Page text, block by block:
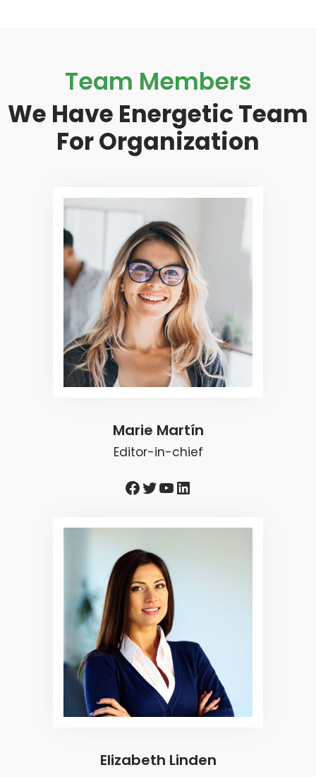
Team Members
We Have Energetic Team
For Organization
Marie Martín
Editor-in-chief
Facebook Twitter YouTube LinkedIn
Elizabeth Linden